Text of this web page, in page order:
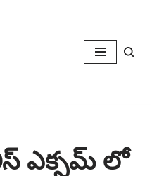
ఎక్సమ్ లో